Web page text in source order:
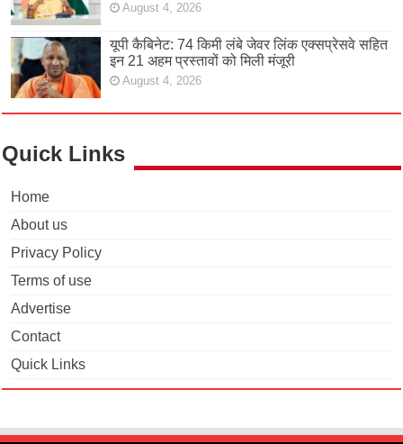
August 4, 2026
यूपी कैबिनेट: 74 किमी लंबे जेवर लिंक एक्सप्रेसवे सहित
इन 21 अहम प्रस्तावों को मिली मंजूरी
August 4, 2026
Quick Links
Home
About us
Privacy Policy
Terms of use
Advertise
Contact
Quick Links